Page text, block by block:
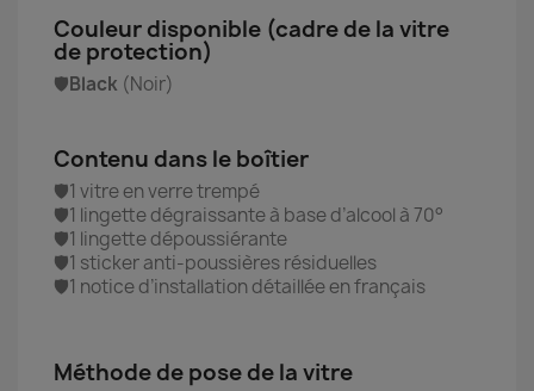
Couleur disponible (cadre de la vitre
de protection)
🛡️Black (Noir)
Contenu dans le boîtier
🛡️1 vitre en verre trempé
🛡️1 lingette dégraissante à base d’alcool à 70°
🛡️1 lingette dépoussiérante
🛡️1 sticker anti-poussières résiduelles
🛡️1 notice d’installation détaillée en français
Méthode de pose de la vitre